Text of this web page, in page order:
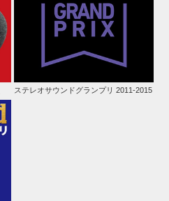
ステレオサウンドグランプリ 2011-2015